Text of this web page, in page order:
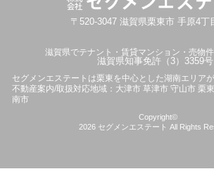
〒520-3047 滋賀県栗東市 手原4丁
滋賀県でテナント・賃貸マンション・売物
滋賀県知事免許（3）3359号
セグメンエステートは栗東を中心とした湖南エリア
不動産案内/取扱対応地域：大津市 草津市 守山市 栗
南市
Copyright©
2026 セグメンエステート All Rights